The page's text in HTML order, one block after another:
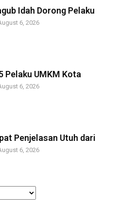
Idah Dorong Pelaku
6, 2026
Pelaku UMKM Kota
6, 2026
Penjelasan Utuh dari
6, 2026